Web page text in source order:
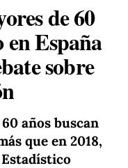
de 60
en España
sobre
años buscan
que en 2018,